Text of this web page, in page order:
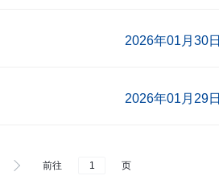
2026年01月30日
2026年01月29日
前往 页